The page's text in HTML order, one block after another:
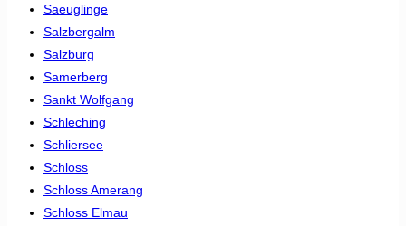
Saeuglinge
Salzbergalm
Salzburg
Samerberg
Sankt Wolfgang
Schleching
Schliersee
Schloss
Schloss Amerang
Schloss Elmau